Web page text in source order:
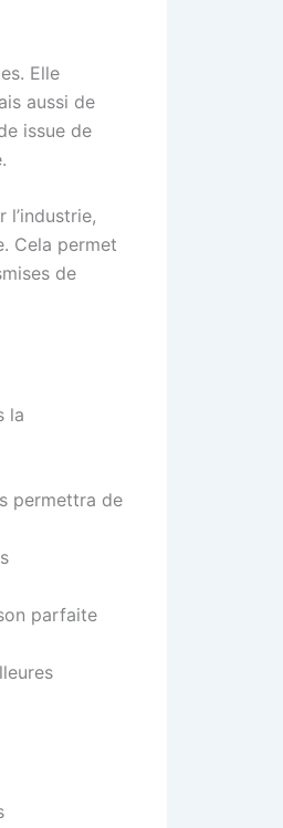
Elle
aussi de
issue de
Cela permet
de
la
permettra de
parfaite